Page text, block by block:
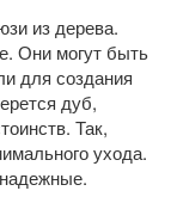
из дерева.
Они могут быть
для создания
дуб,
Так,
ухода.